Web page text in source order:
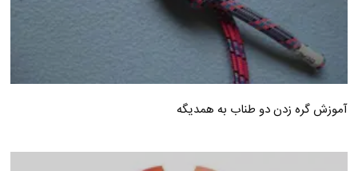
آموزش گره زدن دو طناب به همدیگه